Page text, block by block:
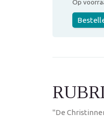
Op
"De